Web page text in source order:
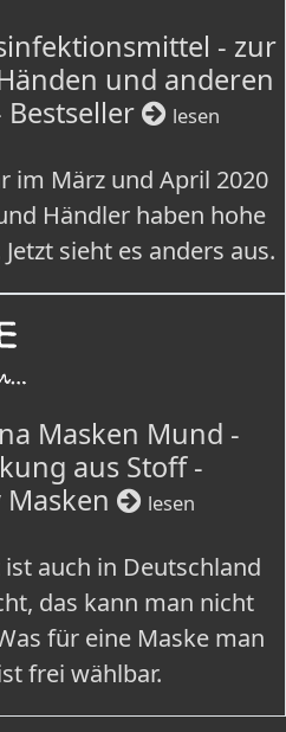
- zur
und anderen
lesen
im März und April 2020
Händler haben hohe
sieht es anders aus.
Masken Mund -
aus Stoff -
lesen
auch in Deutschland
das kann man nicht
für eine Maske man
frei wählbar.